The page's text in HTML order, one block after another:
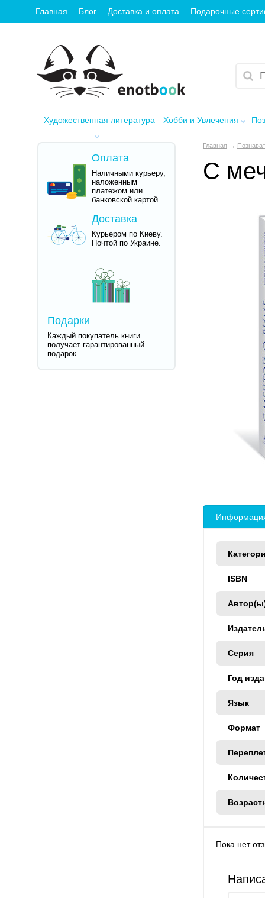
Главная Блог Доставка и оплата Подарочные
Художественная литература Хобби и Увлечения
Оплата
Наличными курьеру,
наложенным
платежом или
банковской картой.
Доставка
Курьером по Киеву.
Почтой по Украине.
Подарки
Каждый покупатель книги
получает гарантированный
подарок.
Главная →
С
ISBN
Серия
Год
Язык
Формат
Пока нет